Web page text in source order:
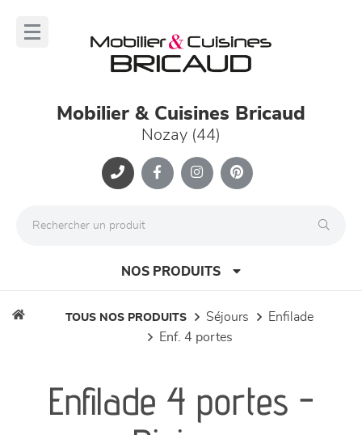
Mobilier & Cuisines Bricaud
Nozay (44)
NOS PRODUITS
séjours
TOUS NOS PRODUITS séjours
enfilade
enf. 4 portes
Enfilade 4 portes -